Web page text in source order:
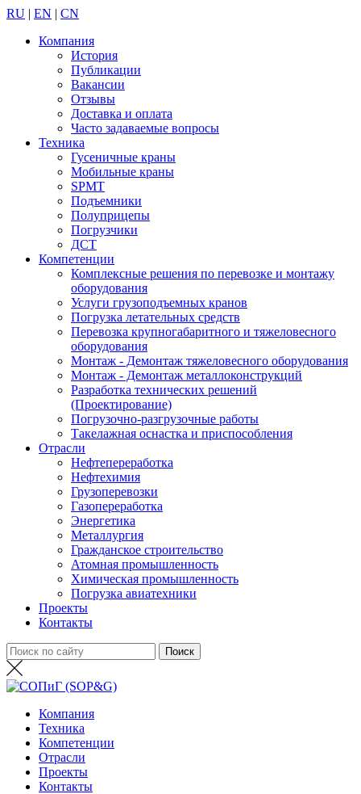
RU | EN | CN
Компания
История
Публикации
Вакансии
Отзывы
Доставка и оплата
Часто задаваемые вопросы
Техника
Гусеничные краны
Мобильные краны
SPMT
Подъемники
Полуприцепы
Погрузчики
ДСТ
Компетенции
Комплексные решения по перевозке и монтажу
оборудования
Услуги грузоподъемных кранов
Погрузка летательных средств
Перевозка крупногабаритного и тяжеловесного
оборудования
Монтаж - Демонтаж тяжеловесного оборудования
Монтаж - Демонтаж металлоконструкций
Разработка технических решений
(Проектирование)
Погрузочно-разгрузочные работы
Такелажная оснастка и приспособления
Отрасли
Нефтепереработка
Нефтехимия
Грузоперевозки
Газопереработка
Энергетика
Металлургия
Гражданское строительство
Атомная промышленность
Химическая промышленность
Погрузка авиатехники
Проекты
Контакты
Компания
Техника
Компетенции
Отрасли
Проекты
Контакты